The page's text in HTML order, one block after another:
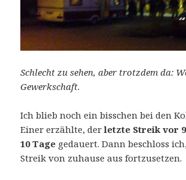
Schlecht zu sehen, aber trotzdem da:
Gewerkschaft.
Ich blieb noch ein bisschen bei den
Einer erzählte, derletzte Streik vor
10 Tage gedauert. Dann beschloss
Streik von zuhause aus fortzusetzen.